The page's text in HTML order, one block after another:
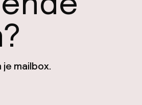
mailbox.